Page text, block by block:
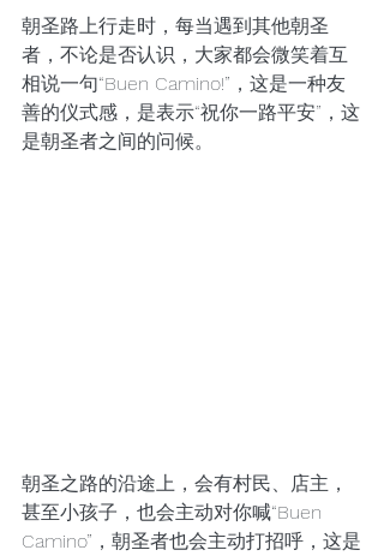
朝圣路上行走时，每当遇到其他朝圣
者，不论是否认识，大家都会微笑着互
相说一句“Buen Camino!”，这是一种友
善的仪式感，是表示“祝你一路平安”，这
是朝圣者之间的问候。
朝圣之路的沿途上，会有村民、店主，
甚至小孩子，也会主动对你喊“Buen
Camino”，朝圣者也会主动打招呼，这是